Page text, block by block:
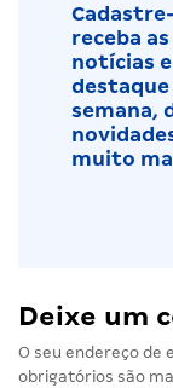
receba as
notícias
destaque
semana,
muito
Deixe um
O seu endereço de
obrigatórios são